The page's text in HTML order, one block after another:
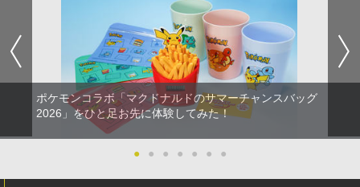
ポケモンコラボ「マクドナルドのサマーチャンスバッグ
2026」をひと足お先に体験してみた！
● ● ● ● ● ● ●